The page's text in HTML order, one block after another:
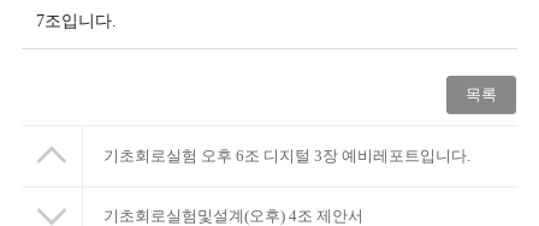
7조입니다.
목록
기초회로실험 오후 6조 디지털 3장 예비레포트입니다.
기초회로실험및설계(오후) 4조 제안서